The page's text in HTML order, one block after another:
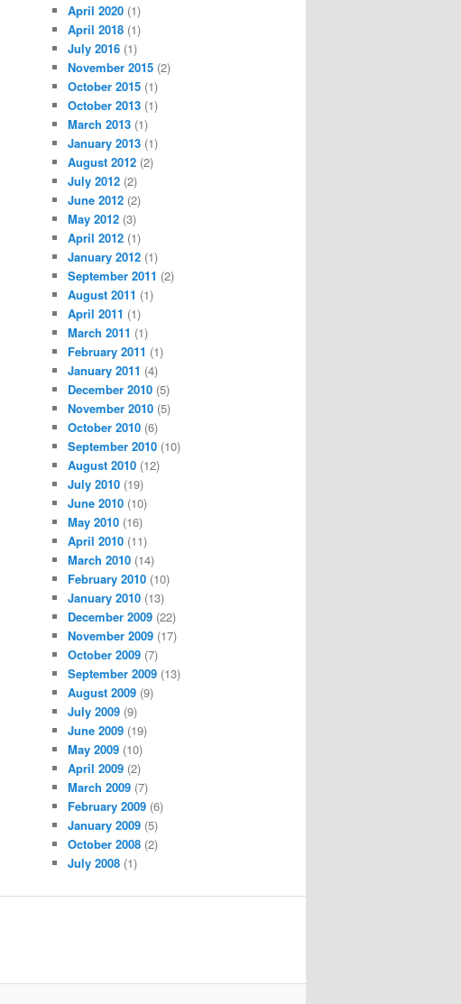
April 2020 (1)
April 2018 (1)
July 2016 (1)
November 2015 (2)
October 2015 (1)
October 2013 (1)
March 2013 (1)
January 2013 (1)
August 2012 (2)
July 2012 (2)
June 2012 (2)
May 2012 (3)
April 2012 (1)
January 2012 (1)
September 2011 (2)
August 2011 (1)
April 2011 (1)
March 2011 (1)
February 2011 (1)
January 2011 (4)
December 2010 (5)
November 2010 (5)
October 2010 (6)
September 2010 (10)
August 2010 (12)
July 2010 (19)
June 2010 (10)
May 2010 (16)
April 2010 (11)
March 2010 (14)
February 2010 (10)
January 2010 (13)
December 2009 (22)
November 2009 (17)
October 2009 (7)
September 2009 (13)
August 2009 (9)
July 2009 (9)
June 2009 (19)
May 2009 (10)
April 2009 (2)
March 2009 (7)
February 2009 (6)
January 2009 (5)
October 2008 (2)
July 2008 (1)